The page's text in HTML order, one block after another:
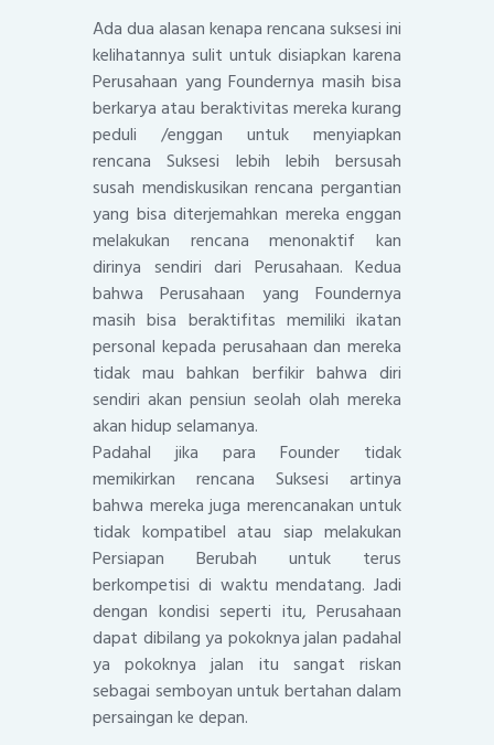
Ada dua alasan kenapa rencana suksesi ini
kelihatannya sulit untuk disiapkan karena
Perusahaan yang Foundernya masih bisa
berkarya atau beraktivitas mereka kurang
peduli /enggan untuk menyiapkan
rencana Suksesi lebih lebih bersusah
susah mendiskusikan rencana pergantian
yang bisa diterjemahkan mereka enggan
melakukan rencana menonaktif kan
dirinya sendiri dari Perusahaan. Kedua
bahwa Perusahaan yang Foundernya
masih bisa beraktifitas memiliki ikatan
personal kepada perusahaan dan mereka
tidak mau bahkan berfikir bahwa diri
sendiri akan pensiun seolah olah mereka
akan hidup selamanya.
Padahal jika para Founder tidak
memikirkan rencana Suksesi artinya
bahwa mereka juga merencanakan untuk
tidak kompatibel atau siap melakukan
Persiapan Berubah untuk terus
berkompetisi di waktu mendatang. Jadi
dengan kondisi seperti itu, Perusahaan
dapat dibilang ya pokoknya jalan padahal
ya pokoknya jalan itu sangat riskan
sebagai semboyan untuk bertahan dalam
persaingan ke depan.